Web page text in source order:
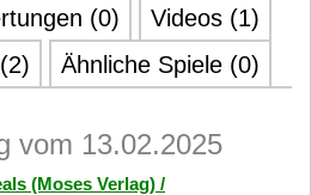
(0)
Videos (1)
Ähnliche Spiele (0)
vom 13.02.2025
(Moses Verlag) /